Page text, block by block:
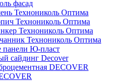
фасад
Технониколь Оптима
Технониколь Оптима
Технониколь Оптима
Технониколь Оптима
панели Ю-пласт
сайдинг Decover
DECOVER